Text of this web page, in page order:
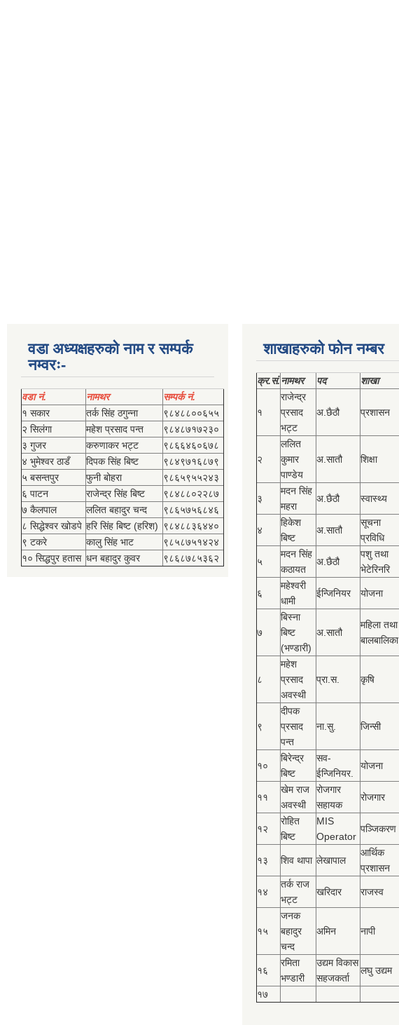
वडा अध्यक्षहरुको नाम र सम्पर्क
नम्वरः-
वडा नं. नामथर
सम्पर्क नं.
१ सकार
तर्क सिंह ठगुन्‍ना
९८४८८००६५५
२ सिलंगा
महेश प्रसाद पन्त
९८४८७१७२३०
३ गुजर
करुणाकर भट्ट
९८६६४६०६७८
४ भुमेश्‍वर ठाडँ
दिपक सिंह बिष्‍ट
९८४९७१६८७९
५ बसन्तपुर
फुनी बोहरा
९८६५९५५२४३
६ पाटन
राजेन्द्र सिंह बिष्‍ट
९८४८८०२२८७
७ कैलपाल
ललित बहादुर चन्द
९८६५७५६८४६
८ सिद्धेश्‍वर खोडपे हरि सिंह बिष्‍ट (हरिश) ९८४८८३६४४०
९ टकरे
कालु सिंह भाट
९८५८७५१४२४
१० सिद्धपुर हतास धन बहादुर कुवर ९८६८७८५३६२
शाखाहरुको फोन नम्बर
क्र.सं.नामथर पद शाखा
१
राजेन्द्र
प्रसाद
भट्ट
अ.छैठौ प्रशासन
२
ललित
कुमार
पाण्डेय
अ.सातौ शिक्षा
३
मदन सिंह
महरा
अ.छैठौ स्वास्थ्य
४
हिकेश
बिष्‍ट
अ.सातौ
सूचना
प्रविधि
५
मदन सिंह
कठायत
अ.छैठौ
पशु तथा
भेटेरिनरि
६
महेश्‍वरी
धामी
ईन्जिनियर योजना
७
बिस्‍ना
बिष्‍ट
(भण्डारी)
अ.सातौ
महिला तथा
बालबालिका
८
महेश
प्रसाद
अवस्थी
प्रा.स. कृषि
९
दीपक
प्रसाद
पन्त
ना.सु. जिन्सी
१०
बिरेन्द्र
बिष्‍ट
सव-
ईन्जिनियर.
योजना
११
खेम राज
अवस्थी
रोजगार
सहायक
रोजगार
१२
रोहित
बिष्‍ट
MIS
Operator
पञ्‍जिकरण
१३ शिव थापा लेखापाल
आर्थिक
प्रशासन
१४
तर्क राज
भट्ट
खरिदार राजस्‍व
१५
जनक
बहादुर
चन्द
अमिन नापी
१६
रमिता
भण्डारी
उद्यम विकास
सहजकर्ता
लघु उद्यम
१७